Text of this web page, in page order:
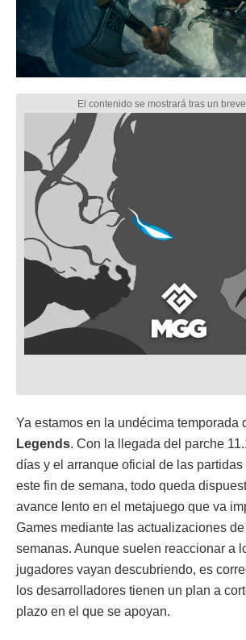
Ya estamos en la undécima temporada
Legends. Con la llegada del parche
días y el arranque oficial de las
este fin de semana, todo queda
avance lento en el metajuego que va
Games mediante las actualizaciones
semanas. Aunque suelen reaccionar a
jugadores vayan descubriendo, es
los desarrolladores tienen un plan a
plazo en el que se apoyan.